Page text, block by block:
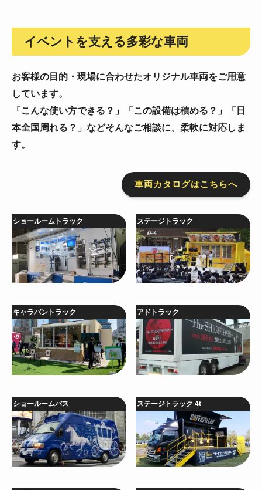
イベントを支える多彩な車両
お客様の目的・現場に合わせたオリジナル車両をご用意
しています。
「こんな使い方できる？」「この設備は積める？」「日
本全国周れる？」などそんなご相談に、柔軟に対応しま
す。
車両カタログはこちらへ
ショールームトラック ステージトラック
キャラバントラック アドトラック
ショールームバス ステージトラック 4t